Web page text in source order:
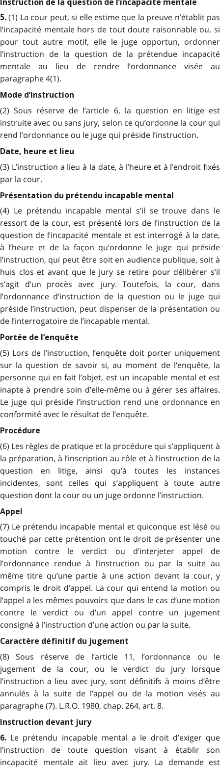
Instruction de la question de l’incapacité mentale
5.(1) La cour peut, si elle estime que la preuve n’établit pas
l’incapacité mentale hors de tout doute raisonnable ou, si
pour tout autre motif, elle le juge opportun, ordonner
l’instruction de la question de la prétendue incapacité
mentale au lieu de rendre l’ordonnance visée au
paragraphe 4(1).
Mode d’instruction
(2) Sous réserve de l’article 6, la question en litige est
instruite avec ou sans jury, selon ce qu’ordonne la cour qui
rend l’ordonnance ou le juge qui préside l’instruction.
Date, heure et lieu
(3) L’instruction a lieu à la date, à l’heure et à l’endroit fixés
par la cour.
Présentation du prétendu incapable mental
(4) Le prétendu incapable mental s’il se trouve dans le
ressort de la cour, est présenté lors de l’instruction de la
question de l’incapacité mentale et est interrogé à la date,
à l’heure et de la façon qu’ordonne le juge qui préside
l’instruction, qui peut être soit en audience publique, soit à
huis clos et avant que le jury se retire pour délibérer s’il
s’agit d’un procès avec jury. Toutefois, la cour, dans
l’ordonnance d’instruction de la question ou le juge qui
préside l’instruction, peut dispenser de la présentation ou
de l’interrogatoire de l’incapable mental.
Portée de l’enquête
(5) Lors de l’instruction, l’enquête doit porter uniquement
sur la question de savoir si, au moment de l’enquête, la
personne qui en fait l’objet, est un incapable mental et est
inapte à prendre soin d’elle-même ou à gérer ses affaires.
Le juge qui préside l’instruction rend une ordonnance en
conformité avec le résultat de l’enquête.
Procédure
(6) Les règles de pratique et la procédure qui s’appliquent à
la préparation, à l’inscription au rôle et à l’instruction de la
question en litige, ainsi qu’à toutes les instances
incidentes, sont celles qui s’appliquent à toute autre
question dont la cour ou un juge ordonne l’instruction.
Appel
(7) Le prétendu incapable mental et quiconque est lésé ou
touché par cette prétention ont le droit de présenter une
motion contre le verdict ou d’interjeter appel de
l’ordonnance rendue à l’instruction ou par la suite au
même titre qu’une partie à une action devant la cour, y
compris le droit d’appel. La cour qui entend la motion ou
l’appel a les mêmes pouvoirs que dans le cas d’une motion
contre le verdict ou d’un appel contre un jugement
consigné à l’instruction d’une action ou par la suite.
Caractère définitif du jugement
(8) Sous réserve de l’article 11, l’ordonnance ou le
jugement de la cour, ou le verdict du jury lorsque
l’instruction a lieu avec jury, sont définitifs à moins d’être
annulés à la suite de l’appel ou de la motion visés au
paragraphe (7). L.R.O. 1980, chap. 264, art. 8.
Instruction devant jury
6. Le prétendu incapable mental a le droit d’exiger que
l’instruction de toute question visant à établir son
incapacité mentale ait lieu avec jury. La demande est